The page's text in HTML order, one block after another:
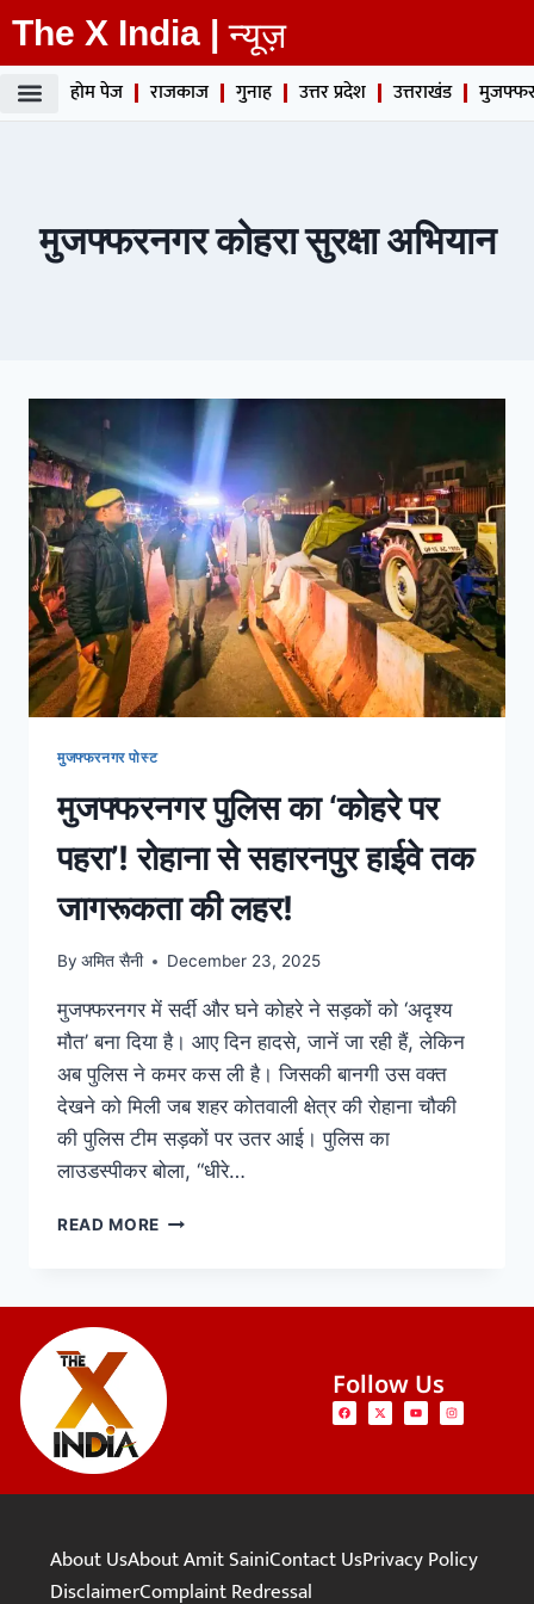
The X India | न्यूज़
होम पेज राजकाज गुनाह उत्तर प्रदेश उत्तराखंड
मुजफ्फरनगर कोहरा सुरक्षा अभियान
मुजफ्फरनगर पोस्ट
मुजफ्फरनगर पुलिस का ‘कोहरे पर
पहरा’! रोहाना से सहारनपुर हाईवे तक
जागरूकता की लहर!
By अमित सैनी December 23, 2025
मुजफ्फरनगर में सर्दी और घने कोहरे ने सड़कों को ‘अदृश्य
मौत’ बना दिया है। आए दिन हादसे, जानें जा रही हैं, लेकिन
अब पुलिस ने कमर कस ली है। जिसकी बानगी उस वक्त
देखने को मिली जब शहर कोतवाली क्षेत्र की रोहाना चौकी
की पुलिस टीम सड़कों पर उतर आई। पुलिस का
लाउडस्पीकर बोला, “धीरे…
READ MORE
Follow Us
About UsAbout Amit SainiContact UsPrivacy Policy
DisclaimerComplaint Redressal